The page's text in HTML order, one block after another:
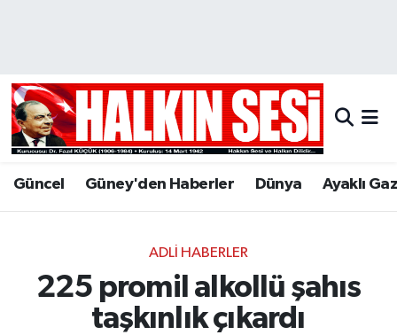
Güncel Güney'den Haberler Dünya Ayaklı
ADLI HABERLER
225 promil alkollü şahıs
taşkınlık çıkardı
Hava Durumu
Trafik Durumu
Tüm Manşetler
Son Dakika Haberleri